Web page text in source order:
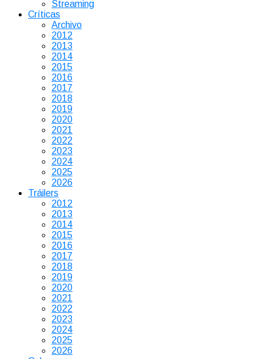
Streaming
Críticas
Archivo
2012
2013
2014
2015
2016
2017
2018
2019
2020
2021
2022
2023
2024
2025
2026
Tráilers
2012
2013
2014
2015
2016
2017
2018
2019
2020
2021
2022
2023
2024
2025
2026